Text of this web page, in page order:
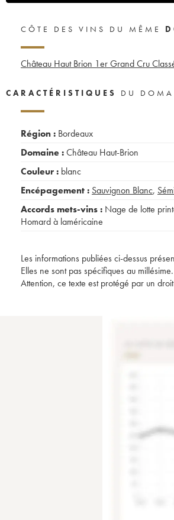
CÔTE DES VINS DU MÊME
Château Haut Brion 1er Grand Cru
CARACTÉRISTIQUES DU
Région : Bordeaux
Domaine :Château Haut-Brion
Couleur : blanc
Encépagement : Sauvignon Blanc,
Accords mets-vins : Nage de lotte
Homard à laméricaine
Les informations publiées ci-dessus
Elles ne sont pas spécifiques au millésime.
Attention, ce texte est protégé par un